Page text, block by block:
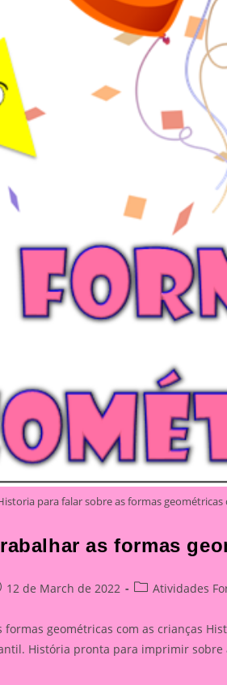
para falar sobre as formas
as formas
12 de March de 2022
PostAtividades
geométricas com as crianças
História pronta para imprimir sobre